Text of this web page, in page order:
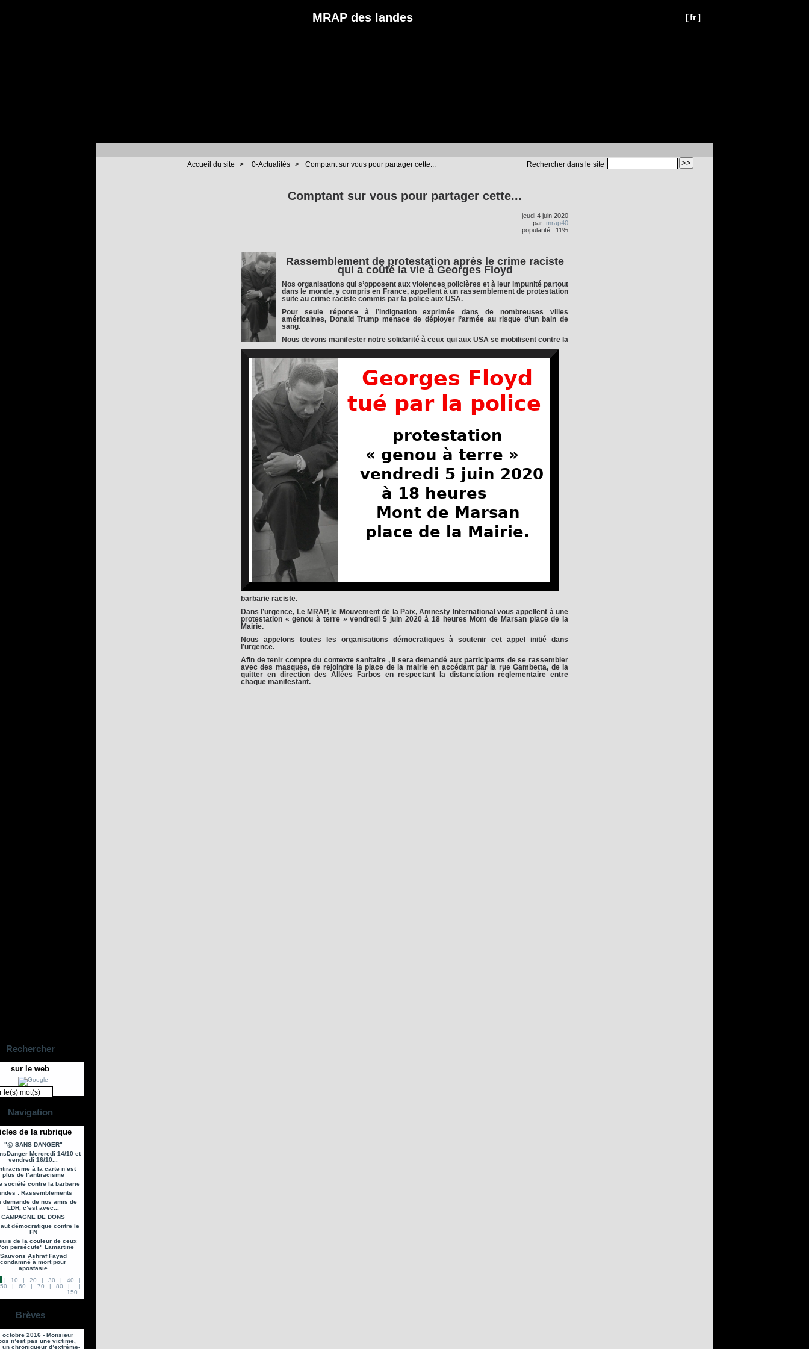
[fr]
MRAP des landes
Rechercher dans le site
Accueil du site > 0-Actualités > Comptant sur vous pour partager cette...
Comptant sur vous pour partager cette...
jeudi 4 juin 2020
par mrap40
popularité : 11%
Rassemblement de protestation après le crime raciste
qui a coûté la vie à Georges Floyd
Nos organisations qui s’opposent aux violences policières et à leur impunité partout
dans le monde, y compris en France, appellent à un rassemblement de protestation
suite au crime raciste commis par la police aux USA.
Pour seule réponse à l’indignation exprimée dans de nombreuses villes
américaines, Donald Trump menace de déployer l’armée au risque d’un bain de
sang.
Nous devons manifester notre solidarité à ceux qui aux USA se mobilisent contre la
barbarie raciste.
Dans l’urgence, Le MRAP, le Mouvement de la Paix, Amnesty International vous appellent à une
protestation « genou à terre » vendredi 5 juin 2020 à 18 heures Mont de Marsan place de la
Mairie.
Nous appelons toutes les organisations démocratiques à soutenir cet appel initié dans
l’urgence.
Afin de tenir compte du contexte sanitaire , il sera demandé aux participants de se rassembler
avec des masques, de rejoindre la place de la mairie en accédant par la rue Gambetta, de la
quitter en direction des Allées Farbos en respectant la distanciation réglementaire entre
chaque manifestant.
Rechercher
sur le web
Navigation
de la rubrique
"@ SANS DANGER"
Mercredi 14/10 et
vendredi 16/10...
à la carte n’est
plus de l’antiracisme
société contre la barbarie
: Rassemblements
demande de nos amis de
LDH, c’est avec...
CAMPAGNE DE DONS
démocratique contre le
FN
de la couleur de ceux
persécute" Lamartine
Sauvons Ashraf Fayad
condamné à mort pour
apostasie
|
10 | 20 | 30 | 40
|
50
| 60 | 70 | 80 |
|
150
Brèves
octobre 2016 - Monsieur
n’est pas une victime,
un chroniqueur d’extrême-